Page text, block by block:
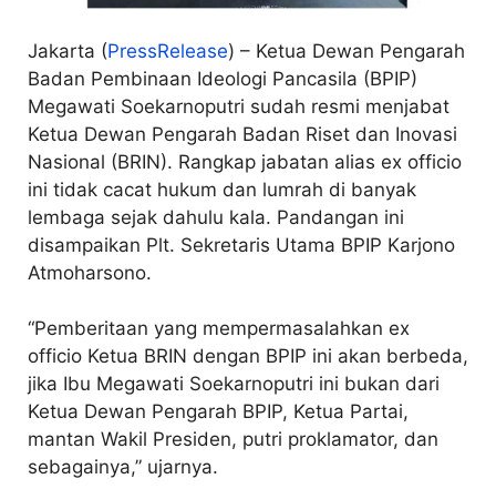
Jakarta (PressRelease) – Ketua Dewan Pengarah
Badan Pembinaan Ideologi Pancasila (BPIP)
Megawati Soekarnoputri sudah resmi menjabat
Ketua Dewan Pengarah Badan Riset dan Inovasi
Nasional (BRIN). Rangkap jabatan alias ex officio
ini tidak cacat hukum dan lumrah di banyak
lembaga sejak dahulu kala. Pandangan ini
disampaikan Plt. Sekretaris Utama BPIP Karjono
Atmoharsono.
“Pemberitaan yang mempermasalahkan ex
officio Ketua BRIN dengan BPIP ini akan berbeda,
jika Ibu Megawati Soekarnoputri ini bukan dari
Ketua Dewan Pengarah BPIP, Ketua Partai,
mantan Wakil Presiden, putri proklamator, dan
sebagainya,” ujarnya.